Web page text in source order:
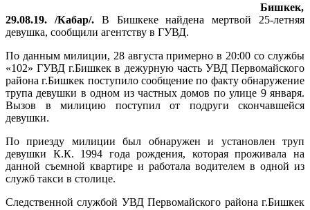
Бишкек,
29.08.19. /Кабар/.В Бишкеке найдена мертвой 25-летняя
девушка, сообщили агентству в ГУВД.
По данным милиции, 28 августа примерно в 20:00 со службы
«102» ГУВД г.Бишкек в дежурную часть УВД Первомайского
района г.Бишкек поступило сообщение по факту обнаружение
трупа девушки в одном из частных домов по улице 9 января.
Вызов в милицию поступил от подруги скончавшейся
девушки.
По приезду милиции был обнаружен и установлен труп
девушки К.К. 1994 года рождения, которая проживала на
данной съемной квартире и работала водителем в одной из
служб такси в столице.
Следственной службой УВД Первомайского района г.Бишкек